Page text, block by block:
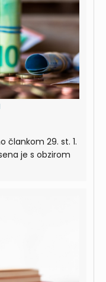
člankom 29. st. 1.
je s obzirom